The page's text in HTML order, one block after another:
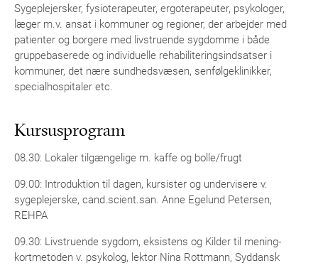
Sygeplejersker, fysioterapeuter, ergoterapeuter, psykologer,
læger m.v. ansat i kommuner og regioner, der arbejder med
patienter og borgere med livstruende sygdomme i både
gruppebaserede og individuelle rehabiliteringsindsatser i
kommuner, det nære sundhedsvæsen, senfølgeklinikker,
specialhospitaler etc.
Kursusprogram
08.30: Lokaler tilgængelige m. kaffe og bolle/frugt
09.00: Introduktion til dagen, kursister og undervisere v.
sygeplejerske, cand.scient.san. Anne Egelund Petersen,
REHPA
09.30: Livstruende sygdom, eksistens og Kilder til mening-
kortmetoden v. psykolog, lektor Nina Rottmann, Syddansk